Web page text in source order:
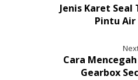
Jenis Karet
Pintu
Cara
Gearbox